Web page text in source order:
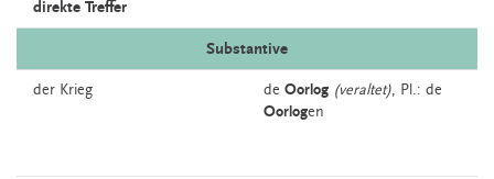
direkte Treffer
Substantive
der Krieg de Oorlog (veraltet), Pl.: de
Oorlogen